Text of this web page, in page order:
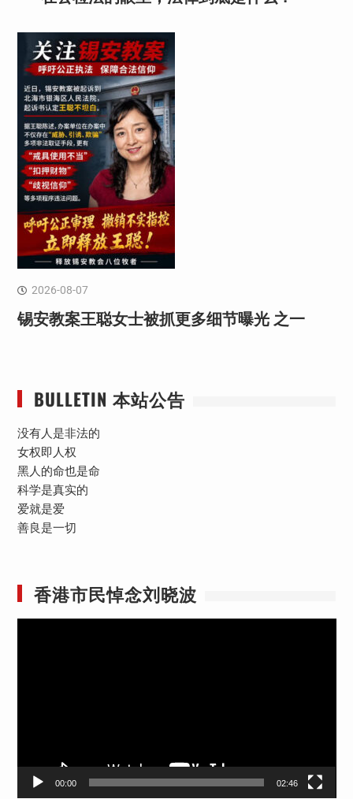
2026-08-07
锡安教案王聪女士被抓更多细节曝光 之一
BULLETIN 本站公告
没有人是非法的
女权即人权
黑人的命也是命
科学是真实的
爱就是爱
善良是一切
香港市民悼念刘晓波
00:00 02:46